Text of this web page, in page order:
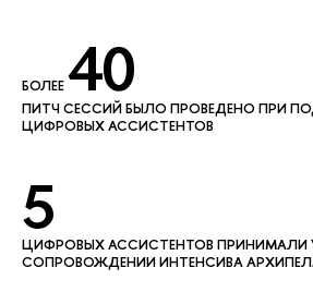
БОЛЕЕ40
ПИТЧ СЕССИЙ БЫЛО ПРОВЕДЕНО ПРИ
ЦИФРОВЫХ АССИСТЕНТОВ
5
ЦИФРОВЫХ АССИСТЕНТОВ ПРИНИМАЛИ
СОПРОВОЖДЕНИИ ИНТЕНСИВА